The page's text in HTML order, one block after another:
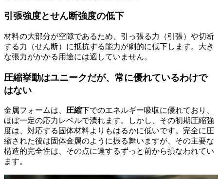
引張強度とせん断強度の低下
材料の大部分が空隙であるため、引っ張る力（引張）や切断
する力（せん断）に抵抗する能力が劇的に低下します。大き
な張力がかかる用途には適していません。
圧縮挙動はユニークだが、常に優れているわけで
はない
金属フォームは、 圧縮下でのエネルギー吸収に優れており、
ほぼ一定の応力レベルで潰れます。しかし、その初期圧縮強
度は、対応する固体材料よりもはるかに低いです。完全に圧
縮された後は固体金属のように振る舞いますが、その主要な
構造的完全性は、その点に達するずっと前から損なわれてい
ます。